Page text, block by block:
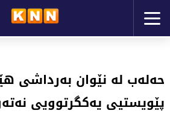
حەلەب لە نێوان بەرداشی
پێویستیی یەکگرتوویی